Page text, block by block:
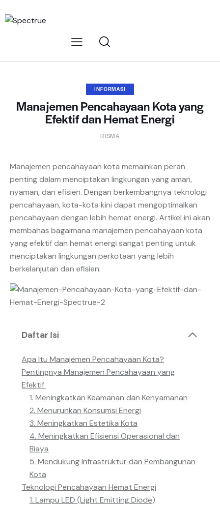
INFORMASI
Manajemen Pencahayaan Kota yang
Efektif dan Hemat Energi
RISMA
Manajemen pencahayaan kota memainkan peran
penting dalam menciptakan lingkungan yang aman,
nyaman, dan efisien. Dengan berkembangnya teknologi
pencahayaan, kota-kota kini dapat mengoptimalkan
pencahayaan dengan lebih hemat energi. Artikel ini akan
membahas bagaimana manajemen pencahayaan kota
yang efektif dan hemat energi sangat penting untuk
menciptakan lingkungan perkotaan yang lebih
berkelanjutan dan efisien.
Daftar Isi
Apa Itu Manajemen Pencahayaan Kota?
Pentingnya Manajemen Pencahayaan yang
Efektif
1. Meningkatkan Keamanan dan Kenyamanan
2. Menurunkan Konsumsi Energi
3. Meningkatkan Estetika Kota
4. Meningkatkan Efisiensi Operasional dan
Biaya
5. Mendukung Infrastruktur dan Pembangunan
Kota
Teknologi Pencahayaan Hemat Energi
1. Lampu LED (Light Emitting Diode)